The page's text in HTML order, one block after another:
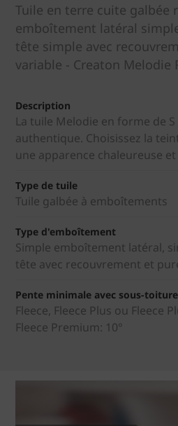
Tuile en terre cuite galbée
emboîtement latéral
tête simple avec
variable - Creaton Melodie
Description
La tuile Melodie en forme de
authentique. Choisissez la
une apparence chaleureuse
Type de tuile
Tuile galbée à emboîtements
Type d'emboîtement
Simple emboîtement latéral,
tête avec recouvrement et
Pente minimale avec sous-toiture
Fleece, Fleece Plus ou Fleece
Fleece Premium: 10°